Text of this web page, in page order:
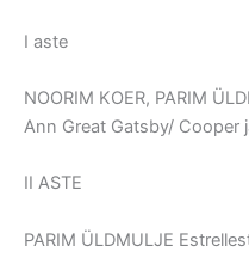
I aste
NOORIM KOER, PARIM
Ann Great Gatsby/ Cooper
II ASTE
PARIM ÜLDMULJE